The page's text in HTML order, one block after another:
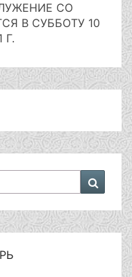
СО
В СУББОТУ 10
Г.
Поиск